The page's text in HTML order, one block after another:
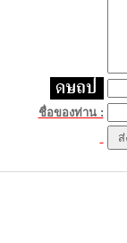
ชื่อของท่าน :